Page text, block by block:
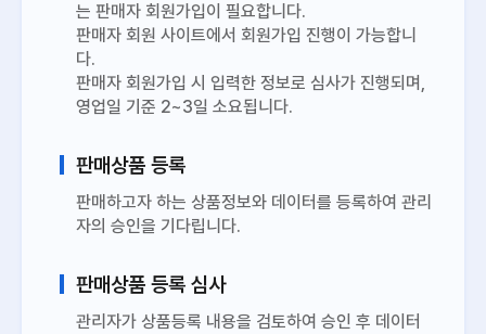
는 판매자 회원가입이 필요합니다.
판매자 회원 사이트에서 회원가입 진행이 가능합니
다.
판매자 회원가입 시 입력한 정보로 심사가 진행되며,
영업일 기준 2~3일 소요됩니다.
판매상품 등록
판매하고자 하는 상품정보와 데이터를 등록하여 관리
자의 승인을 기다립니다.
판매상품 등록 심사
관리자가 상품등록 내용을 검토하여 승인 후 데이터